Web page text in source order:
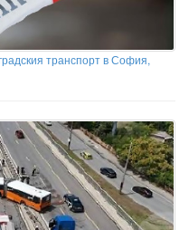
транспорт в София,